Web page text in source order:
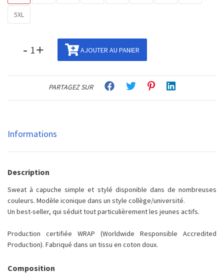
5XL
- + AJOUTER AU PANIER
PARTAGEZ SUR
Informations
Description
Sweat à capuche simple et stylé disponible dans de nombreuses
couleurs. Modèle iconique dans un style collège/université.
Un best-seller, qui séduit tout particulièrement les jeunes actifs.
Production certifiée WRAP (Worldwide Responsible Accredited
Production). Fabriqué dans un tissu en coton doux.
Composition